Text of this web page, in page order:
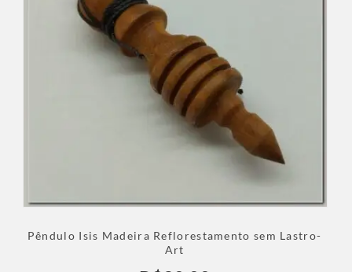
Pêndulo Isis Madeira Reflorestamento sem Lastro-
Art